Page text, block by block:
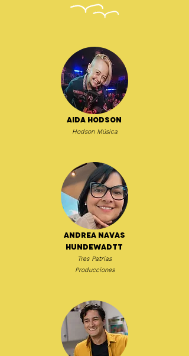
Aida Hodson
Hodson Música
Andrea Navas
Hundewadtt
Tres Patrias
Producciones